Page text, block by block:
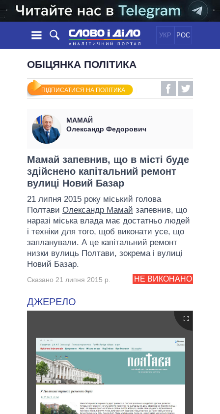
УКР РОС
НОВИНИ
СТРІЧКА
ПОДІЇ
СТАТТІ
ДУМКИ
ОГЛЯДИ
ДАЙДЖЕСТИ
ПОЛІТИКА
ЕКОНОМІКА
СВІТ
ОБIЦЯНКИ
УСІ ПОЛІТИКИ
ПРЕЗИДЕНТ І ОФІС
ВЕРХОВНА РАДА
КАБІНЕТ МІНІСТРІВ
ГОЛОВИ ОБЛАДМІНІСТРАЦІЙ
МЕРИ МІСТ
ВСІ ПЕРСОНИ
ІНФОГРАФІКА
ПІДТРИМАТИ
ОБІЦЯНКА ПОЛІТИКА
ПІДПИСАТИСЯ НА ПОЛІТИКА
МАМАЙ
Олександр Федорович
Мамай запевнив, що в місті буде
здійснено капітальний ремонт
вулиці Новий Базар
21 липня 2015 року міський голова
Полтави Олександр Мамай запевнив, що
наразі міська влада має достатньо людей
і техніки для того, щоб виконати усе, що
запланували. А це капітальний ремонт
низки вулиць Полтави, зокрема і вулиці
Новий Базар.
НЕ ВИКОНАНО
Сказано 21 липня 2015 р.
ДЖЕРЕЛО